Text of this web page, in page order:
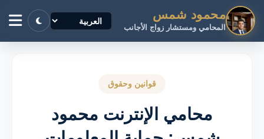
محمود شمس
المحامي ومستشار زواج الأجانب
قوانين وحقوق
محامي الإنترنت محمود